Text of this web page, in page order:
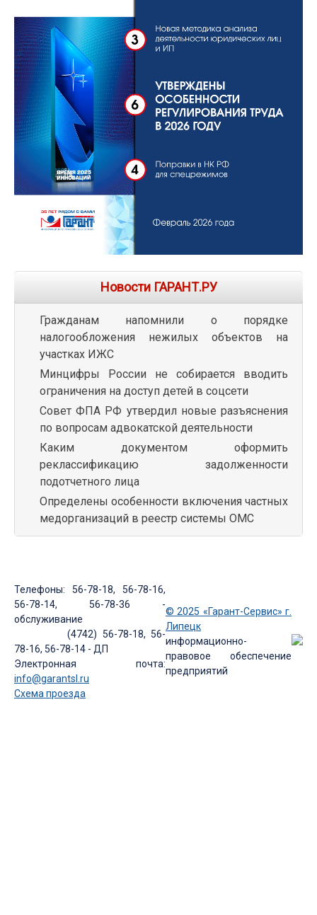
Новости ГАРАНТ.РУ
Гражданам напомнили о порядке
налогообложения нежилых объектов на
участках ИЖС
Минцифры России не собирается вводить
ограничения на доступ детей в соцсети
Совет ФПА РФ утвердил новые разъяснения
по вопросам адвокатской деятельности
Каким документом оформить
реклассификацию задолженности
подотчетного лица
Определены особенности включения частных
медорганизаций в реестр системы ОМС
Телефоны: 56-78-18, 56-78-16,
56-78-14, 56-78-36 -
обслуживание
(4742) 56-78-18, 56-
78-16, 56-78-14 - ДП
Электронная почта:
info@garantsl.ru
Схема проезда
© 2025 «Гарант-Сервис» г.
Липецк
информационно-
правовое обеспечение
предприятий